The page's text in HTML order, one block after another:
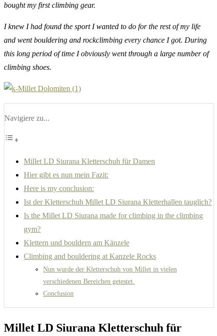
bought my first climbing gear.
I knew I had found the sport I wanted to do for the rest of my life
and went bouldering and rockclimbing every chance I got. During
this long period of time I obviously went through a large number of
climbing shoes.
Navigiere zu...
Millet LD Siurana Kletterschuh für Damen
Hier gibt es nun mein Fazit:
Here is my conclusion:
Ist der Kletterschuh Millet LD Siurana Kletterhallen tauglich?
Is the Millet LD Siurana made for climbing in the climbing
gym?
Klettern und bouldern am Känzele
Climbing and bouldering at Kanzele Rocks
Nun wurde der Kletterschuh von Millet in vielen
verschiedenen Bereichen getestet.
Conclusion
Millet LD Siurana Kletterschuh für